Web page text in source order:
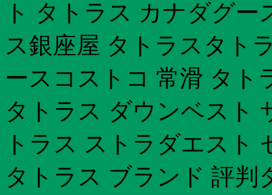
ト タトラス カナダグ
ス銀座屋 タトラスタト
ースコストコ 常滑 タト
タトラス ダウンベスト
トラス ストラダエスト
タトラス ブランド 評判